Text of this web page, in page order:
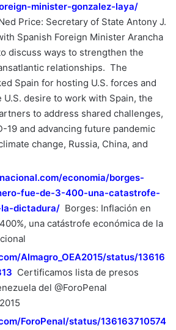
minister-gonzalez-laya/
Price: Secretary of State Antony J.
Spanish Foreign Minister Arancha
discuss ways to strengthen the
relationships. The
Spain for hosting U.S. forces and
U.S. desire to work with Spain, the
to address shared challenges,
19 and advancing future pandemic
change, Russia, China, and
economia/borges-
fue-de-3-400-una-catastrofe-
dictadura/ Borges: Inflación en
una catástrofe económica de la
Almagro_OEA2015/status/13616
Certificamos lista de presos
del @ForoPenal
ForoPenal/status/136163710574